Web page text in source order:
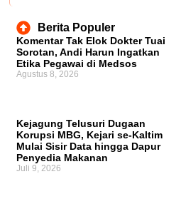
Berita Populer
Komentar Tak Elok Dokter Tuai
Sorotan, Andi Harun Ingatkan
Etika Pegawai di Medsos
Agustus 8, 2026
Kejagung Telusuri Dugaan
Korupsi MBG, Kejari se-Kaltim
Mulai Sisir Data hingga Dapur
Penyedia Makanan
Juli 9, 2026